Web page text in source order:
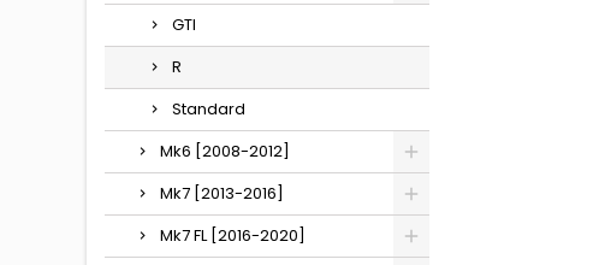
GTI
R
Standard
Mk6 [2008-2012]
Mk7 [2013-2016]
Mk7 FL [2016-2020]